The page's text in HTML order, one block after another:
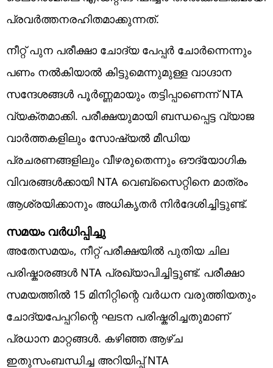
പ്രവർത്തനരഹിതമാക്കുന്നത്.
നീറ്റ് പുന പരീക്ഷാ ചോദ്യ പേപ്പർ ചോർന്നെന്നും
പണം നൽകിയാൽ കിട്ടുമെന്നുമുള്ള വാഗ്ദാന
സന്ദേശങ്ങൾ പൂർണ്ണമായും തട്ടിപ്പാണെന്ന് NTA
വ്യക്തമാക്കി. പരീക്ഷയുമായി ബന്ധപ്പെട്ട വ്യാജ
വാർത്തകളിലും സോഷ്യൽ മീഡിയ
പ്രചരണങ്ങളിലും വീഴരുതെന്നും ഔദ്യോഗിക
വിവരങ്ങൾക്കായി NTA വെബ്‌സൈറ്റിനെ മാത്രം
ആശ്രയിക്കാനും അ‌ധികൃതർ നിർദേശിച്ചിട്ടുണ്ട്.
സമയം വർധിപ്പിച്ചു
അ‌തേസമയം, നീറ്റ് പരീക്ഷയിൽ പുതിയ ചില
പരിഷ്കാരങ്ങൾ NTA പ്രഖ്യാപിച്ചിട്ടുണ്ട്. പരീക്ഷാ
സമയത്തിൽ 15 മിനിറ്റിന്റെ വർധന വരുത്തിയതും
ചോദ്യപേപ്പറിന്റെ ഘടന പരിഷ്കരിച്ചതുമാണ്
പ്രധാന മാറ്റങ്ങൾ. കഴിഞ്ഞ ആഴ്ച
ഇതുസംബന്ധിച്ച അ‌റിയിപ്പ് NTA